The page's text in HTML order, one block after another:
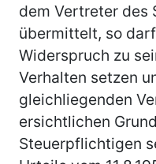
dem Vertreter des
übermittelt, so
Widerspruch zu
Verhalten setzen
gleichliegenden
ersichtlichen
Steuerpflichtigen